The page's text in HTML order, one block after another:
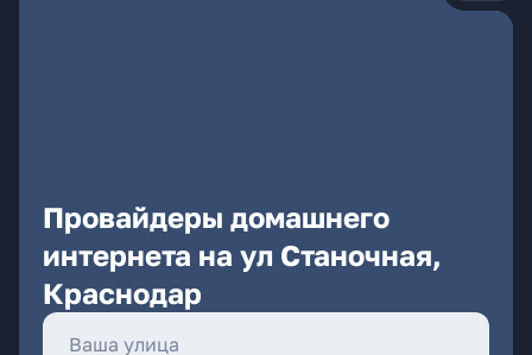
Провайдеры домашнего
интернета на ул Станочная,
Краснодар